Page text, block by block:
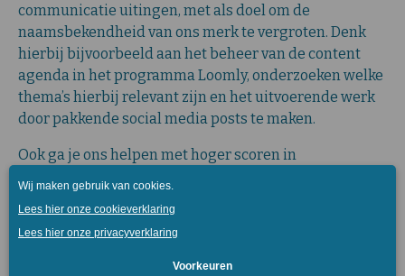
communicatie uitingen, met als doel om de
naamsbekendheid van ons merk te vergroten. Denk
hierbij bijvoorbeeld aan het beheer van de content
agenda in het programma Loomly, onderzoeken welke
thema’s hierbij relevant zijn en het uitvoerende werk
door pakkende social media posts te maken.
Ook ga je ons helpen met hoger scoren in
Daarnaast kun jij je steentje bijdragen bij het
meedenken en ontwikkelen van marketingcampagnes
waarbij we met z’n allen veel impact kunnen maken.